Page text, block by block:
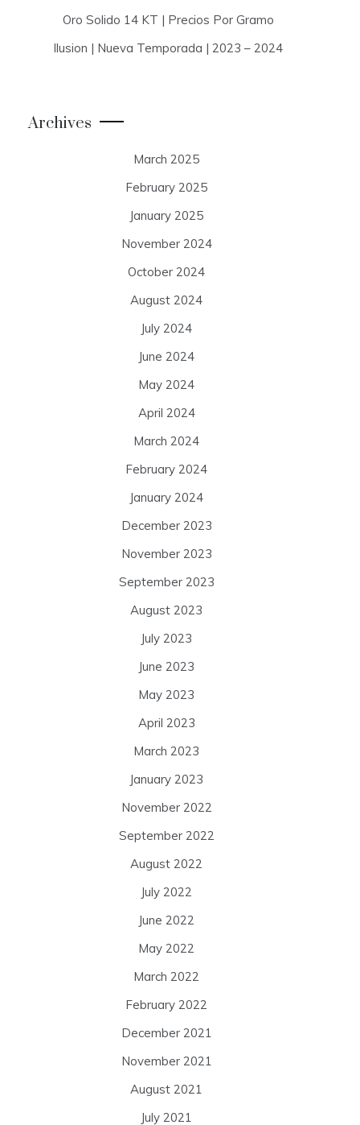
Oro Solido 14 KT | Precios Por Gramo
Ilusion | Nueva Temporada | 2023 – 2024
Archives
March 2025
February 2025
January 2025
November 2024
October 2024
August 2024
July 2024
June 2024
May 2024
April 2024
March 2024
February 2024
January 2024
December 2023
November 2023
September 2023
August 2023
July 2023
June 2023
May 2023
April 2023
March 2023
January 2023
November 2022
September 2022
August 2022
July 2022
June 2022
May 2022
March 2022
February 2022
December 2021
November 2021
August 2021
July 2021